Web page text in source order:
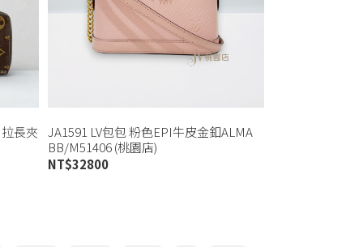
長夾
JA1591 LV包包 粉色EPI牛皮金釦ALMA
BB/M51406 (桃園店)
NT$32800